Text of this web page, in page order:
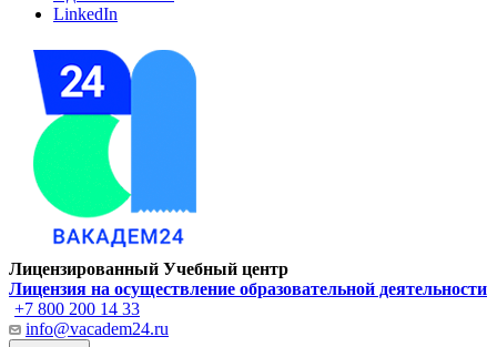
LinkedIn
Лицензированный Учебный центр
Лицензия на осуществление образовательной деятельности
+7 800 200 14 33
info@vacadem24.ru